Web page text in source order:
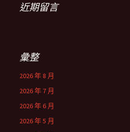
近期留言
彙整
2026 年 8 月
2026 年 7 月
2026 年 6 月
2026 年 5 月